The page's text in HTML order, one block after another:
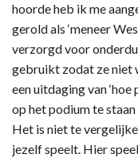
hoorde heb ik me
gerold als ‘meneer
verzorgd voor
gebruikt zodat ze niet
een uitdaging van ‘hoe
op het podium te
Het is niet te
jezelf speelt. Hier speel